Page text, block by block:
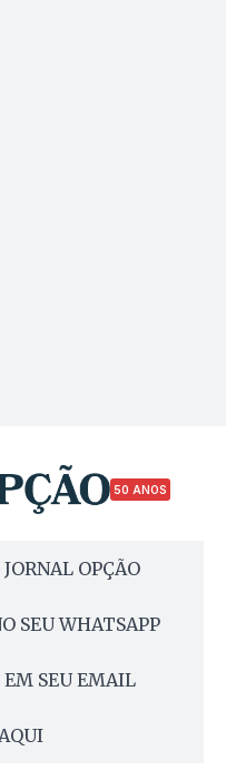
50 ANOS
OPÇÃO
SEU WHATSAPP
EM SEU EMAIL